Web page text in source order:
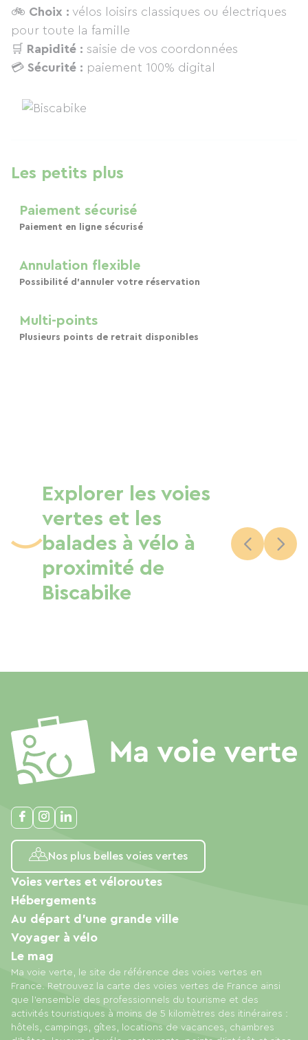
🚲 Choix : vélos loisirs classiques ou électriques
pour toute la famille
🛒 Rapidité : saisie de vos coordonnées
💳 Sécurité : paiement 100% digital
Les petits plus
Paiement sécurisé
Paiement en ligne sécurisé
Annulation flexible
Possibilité d'annuler votre réservation
Multi-points
Plusieurs points de retrait disponibles
Explorer les voies
vertes et les
balades à vélo à
proximité de
Biscabike
Nos plus belles voies vertes
Ma voie verte, le site de référence des voies vertes en
France. Retrouvez la carte des voies vertes de France ainsi
que l'ensemble des professionnels du tourisme et des
activités touristiques à moins de 5 kilomètres des itinéraires :
hôtels, campings, gîtes, locations de vacances, chambres
Voies vertes et véloroutes
Hébergements
Au départ d'une grande ville
Voyager à vélo
Le mag